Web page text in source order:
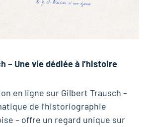
– Une vie dédiée à l’histoire
en ligne sur Gilbert Trausch –
de l’historiographie
– offre un regard unique sur